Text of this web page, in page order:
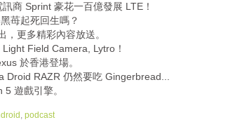
商 Sprint 豪花一百億發展 LTE！
苺起死回生嗎？
更多精彩內容放送。
Field Camera, Lytro！
於香港登場。
Droid RAZR 仍然要吃 Gingerbread...
遊戲引擎。
, podcast